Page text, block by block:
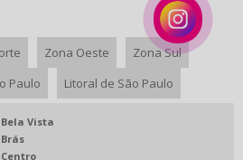
ACIONADA
CNC
Zona Oeste
Zona Sul
Paulo Litoral de São Paulo
Bela Vista
Brás
Centro